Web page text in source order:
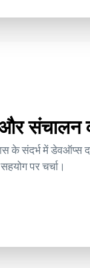
संचालन
के संदर्भ में डेवऑप्स
पर चर्चा।